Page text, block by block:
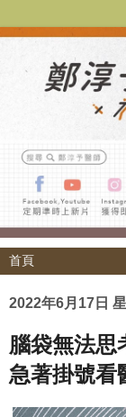
2022年6月17日
腦袋無法思
急著掛號看